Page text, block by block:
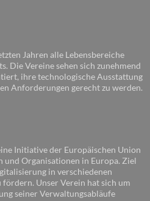
Jahren alle Lebensbereiche
Die Vereine sehen sich zunehmend
ihre technologische Ausstattung
Anforderungen gerecht zu werden.
Initiative der Europäischen Union
und Organisationen in Europa. Ziel
in verschiedenen
Unser Verein hat sich um
seiner Verwaltungsabläufe